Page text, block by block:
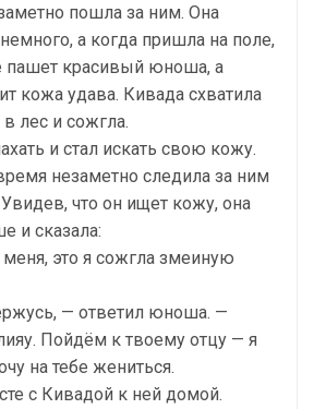
пошла за ним. Она
немного, а когда пришла на поле,
пашет красивый юноша, а
кожа удава. Кивада схватила
лес и сожгла.
и стал искать свою кожу.
незаметно следила за ним
что он ищет кожу, она
и сказала:
это я сожгла змеиную
— ответил юноша. —
Пойдём к твоему отцу — я
на тебе жениться.
с Кивадой к ней домой.